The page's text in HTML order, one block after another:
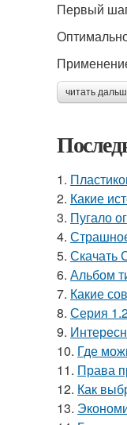
Первый
читать
1.
2. Какие
3. Пугало
4.
5. Скачать
6. Альбом
7. Какие
8. Серия
9.
10. Где
11. Права
12. Как
13.